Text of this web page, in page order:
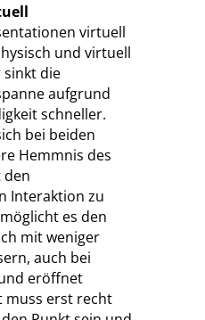
virtuell
und virtuell
die
aufgrund
schneller.
bei beiden
Hemmnis des
den
Interaktion zu
es den
mit weniger
auch bei
eröffnet
muss erst recht